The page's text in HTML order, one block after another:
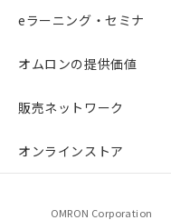
eラーニング・セミナ
オムロンの提供価値
販売ネットワーク
オンラインストア
OMRON Corporation